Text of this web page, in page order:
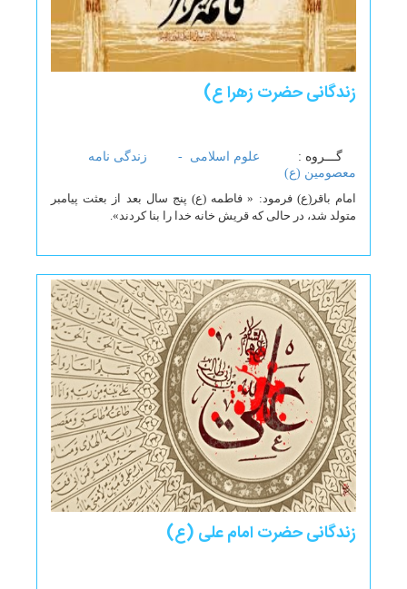
زندگانی حضرت زهرا ع)
گـــروه : علوم اسلامی -
زندگی نامه
معصومین (ع)
امام باقر(ع) فرمود: « فاطمه (ع) پنج سال بعد از بعثت پیامبر
متولد شد، در حالی که قریش خانه خدا را بنا کردند».
زندگانی حضرت امام علی (ع)